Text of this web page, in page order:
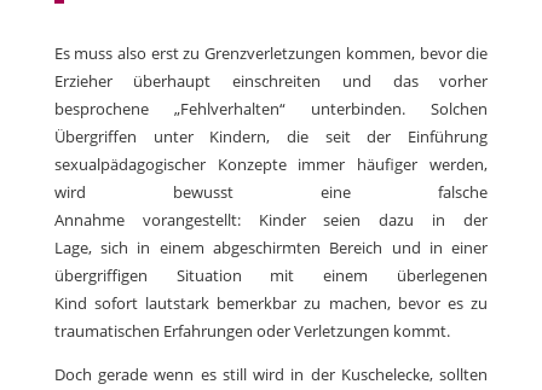
Es muss also erst zu Grenzverletzungen kommen, bevor die
Erzieher überhaupt einschreiten und das vorher
besprochene „Fehlverhalten“ unterbinden. Solchen
Übergriffen unter Kindern, die seit der Einführung
sexualpädagogischer Konzepte immer häufiger werden,
wird bewusst eine falsche
Annahme vorangestellt: Kinder seien dazu in der
Lage, sich in einem abgeschirmten Bereich und in einer
übergriffigen Situation mit einem überlegenen
Kind sofort lautstark bemerkbar zu machen, bevor es zu
traumatischen Erfahrungen oder Verletzungen kommt.
Doch gerade wenn es still wird in der Kuschelecke, sollten